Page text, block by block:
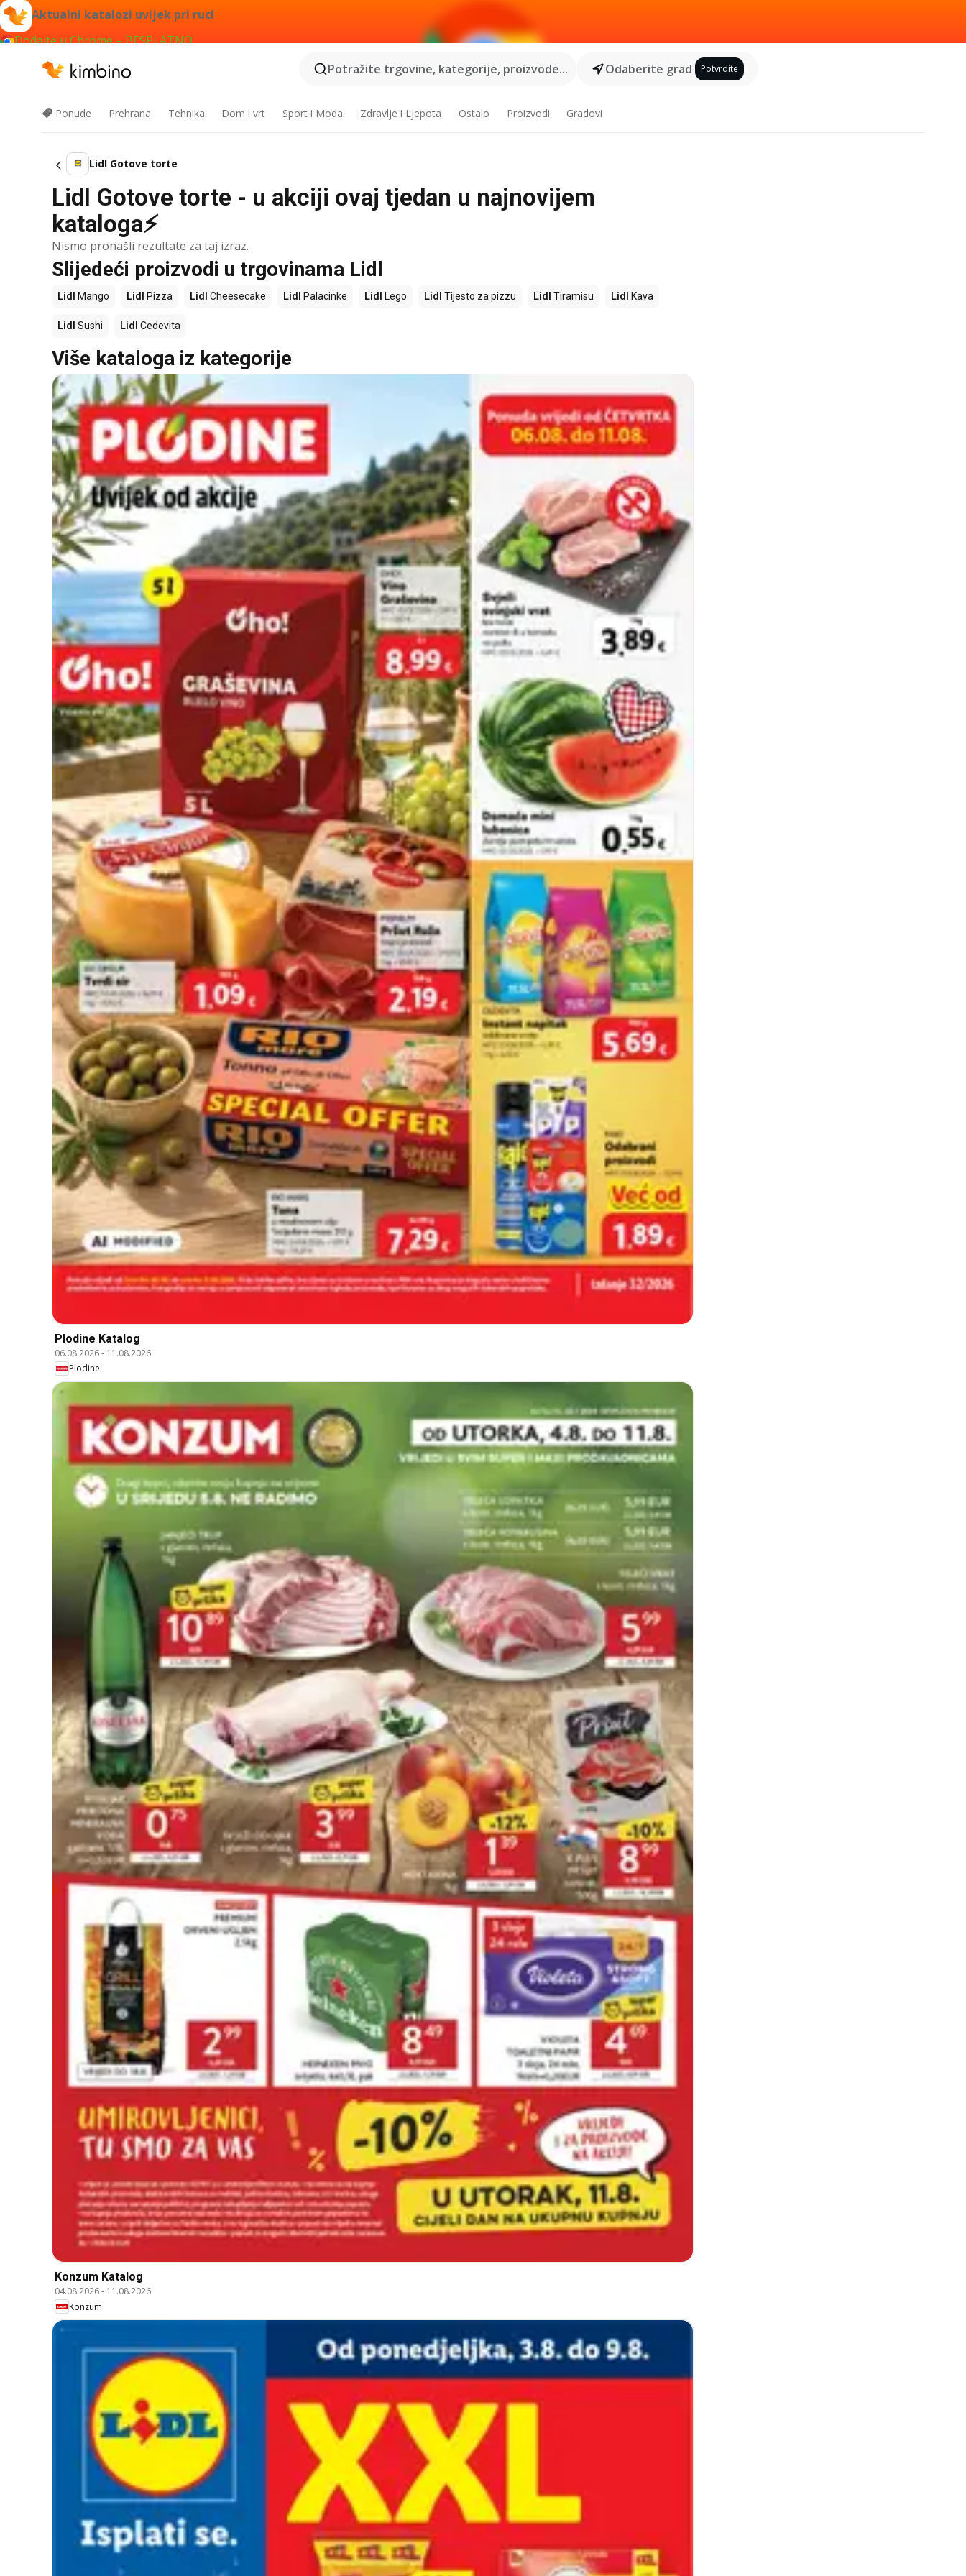
Aktualni katalozi uvijek pri ruci
Dodajte u Chrome – BESPLATNO
Potražite trgovine, kategorije, proizvode...
Odaberite grad Potvrdite
Ponude Prehrana Tehnika Dom i vrt Sport i Moda Zdravlje i Ljepota Ostalo Proizvodi Gradovi
Lidl Gotove torte
Lidl Gotove torte - u akciji ovaj tjedan u najnovijem
kataloga⚡
Nismo pronašli rezultate za taj izraz.
Slijedeći proizvodi u trgovinama Lidl
Lidl Mango Lidl Pizza Lidl Cheesecake Lidl Palacinke Lidl Lego Lidl Tijesto za pizzu Lidl Tiramisu Lidl Kava
Lidl Sushi Lidl Cedevita
Više kataloga iz kategorije
Plodine Katalog
06.08.2026- 11.08.2026
Plodine
Konzum Katalog
04.08.2026- 11.08.2026
Konzum